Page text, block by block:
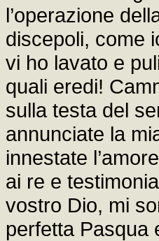
l’operazione
discepoli, come
vi ho lavato e
quali eredi!
sulla testa del
annunciate la
innestate
ai re e
vostro Dio, mi
perfetta Pasqua